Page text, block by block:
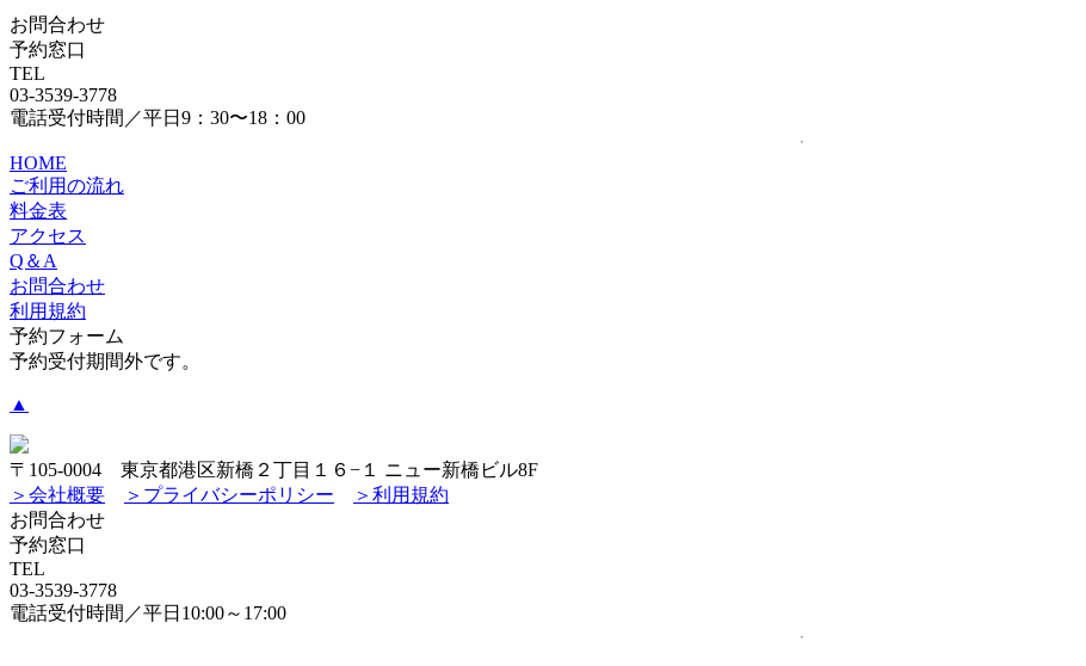
お問合わせ
予約窓口
TEL
03-3539-3778
電話受付時間／平日9：30〜18：00
HOME
ご利用の流れ
料金表
アクセス
Q＆A
お問合わせ
利用規約
予約フォーム
予約受付期間外です。
▲
〒105-0004 東京都港区新橋２丁目１６−１ ニュー新橋ビル8F
＞会社概要
＞プライバシーポリシー
＞利用規約
お問合わせ
予約窓口
TEL
03-3539-3778
電話受付時間／平日10:00～17:00